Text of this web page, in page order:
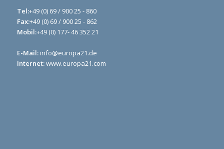
Tel:+49 (0) 69 / 900 25 - 860
Fax:+49 (0) 69 / 900 25 - 862
Mobil:+49 (0) 177- 46 352 21
E-Mail: info@europa21.de
Internet:www.europa21.com